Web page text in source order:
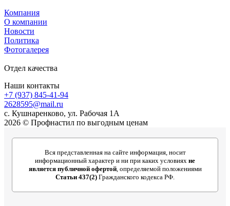
Компания
О компании
Новости
Политика
Фотогалерея
Отдел качества
Наши контакты
+7 (937) 845-41-94
2628595@mail.ru
с. Кушнаренково, ул. Рабочая 1А
2026 © Профнастил по выгодным ценам
Вся представленная на сайте информация, носит
информационный характер и ни при каких условиях не
является публичной офертой, определяемой положениями
Статьи 437(2) Гражданского кодекса РФ.